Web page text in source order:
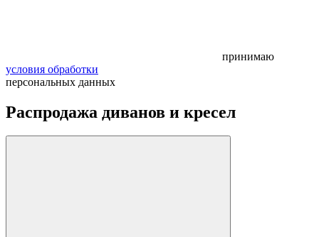
принимаю
условия обработки
персональных данных
Распродажа диванов и кресел